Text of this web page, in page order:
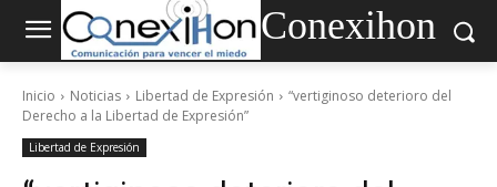
Conexihon
Inicio Noticias Libertad de Expresión
“vertiginoso deterioro del
Derecho a la Libertad de Expresión”
Libertad de Expresión